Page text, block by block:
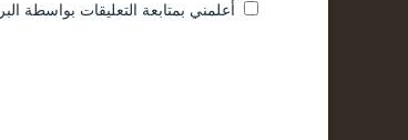
أعلمني بمتابعة التعليقات بواسطة